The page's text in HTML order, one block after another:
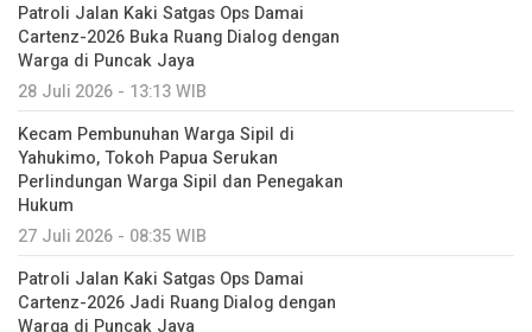
Patroli Jalan Kaki Satgas Ops Damai
Cartenz-2026 Buka Ruang Dialog dengan
Warga di Puncak Jaya
28 Juli 2026 - 13:13 WIB
Kecam Pembunuhan Warga Sipil di
Yahukimo, Tokoh Papua Serukan
Perlindungan Warga Sipil dan Penegakan
Hukum
27 Juli 2026 - 08:35 WIB
Patroli Jalan Kaki Satgas Ops Damai
Cartenz-2026 Jadi Ruang Dialog dengan
Warga di Puncak Jaya